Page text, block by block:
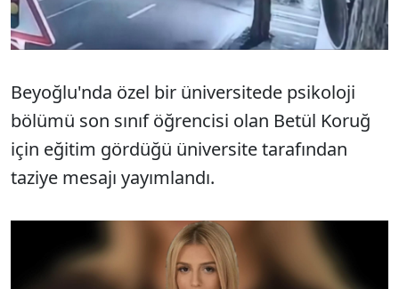
Beyoğlu'nda özel bir üniversitede psikoloji
bölümü son sınıf öğrencisi olan Betül Koruğ
için eğitim gördüğü üniversite tarafından
taziye mesajı yayımlandı.